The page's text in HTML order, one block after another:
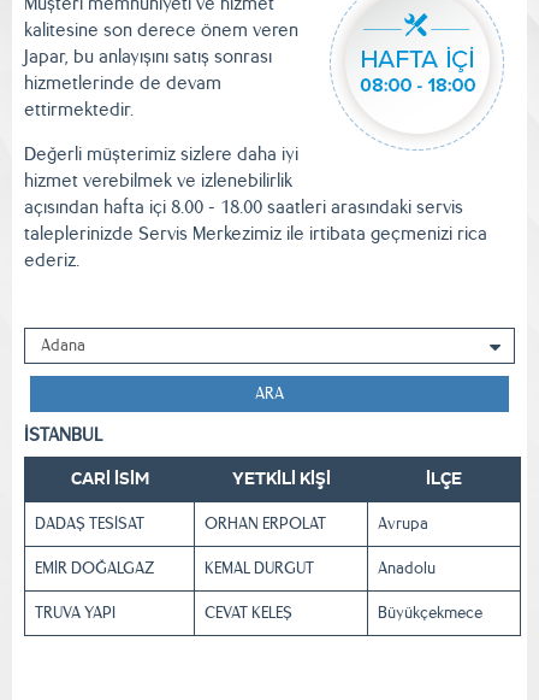
kalitesine son derece önem veren
Japar, bu anlayışını satış sonrası
hizmetlerinde de devam
ettirmektedir.
Değerli müşterimiz sizlere daha iyi
hizmet verebilmek ve izlenebilirlik
açısından hafta içi 8.00 - 18.00 saatleri arasındaki servis
taleplerinizde Servis Merkezimiz ile irtibata geçmenizi rica
ederiz.
ARA
İSTANBUL
CARİ İSİM YETKİLİ KİŞİ İLÇE
DADAŞ TESİSAT ORHAN ERPOLAT Avrupa
EMİR DOĞALGAZ KEMAL DURGUT Anadolu
TRUVA YAPI CEVAT KELEŞ Büyükçekmece